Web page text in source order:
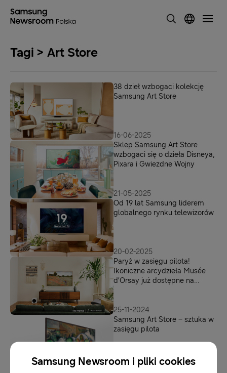
Tagi > Art Store
38 dzieł wzbogaci kolekcję
Samsung Art Store
16-06-2025
Sklep Samsung Art Store
wzbogaci się o dzieła Disneya,
Pixara i Gwiezdne Wojny
21-05-2025
Od 19 lat Samsung liderem
globalnego rynku telewizorów
20-02-2025
Paryż w zasięgu pilota!
Ikoniczne arcydzieła Musée
d’Orsay już dostępne na
25-11-2024
Samsung Art Store – sztuka w
zasięgu pilota
24-09-2024
Samsung Newsroom i pliki cookies